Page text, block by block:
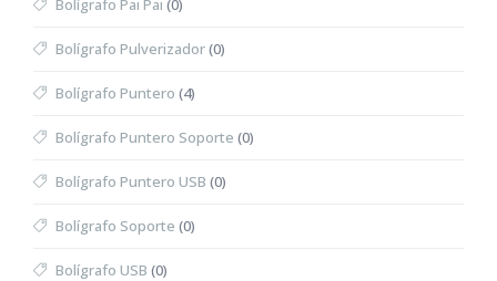
Bolígrafo Pai Pai (0)
Bolígrafo Pulverizador(0)
Bolígrafo Puntero (4)
Bolígrafo Puntero Soporte (0)
Bolígrafo Puntero USB (0)
Bolígrafo Soporte (0)
Bolígrafo USB (0)